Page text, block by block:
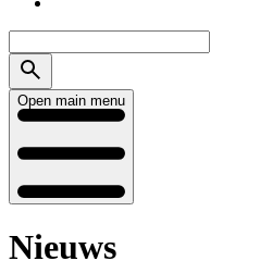
Open main menu
Nieuws